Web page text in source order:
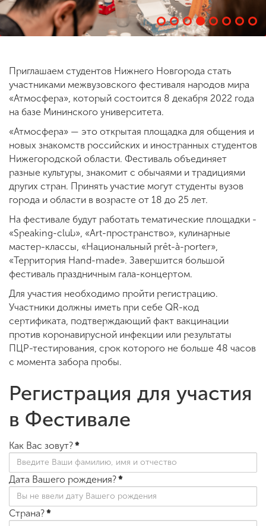
ENG SPN CHI
Приемная
комиссия
+7 (831) 262-26-20
Приглашаем студентов Нижнего Новгорода стать
участниками межвузовского фестиваля народов мира
«Атмосфера», который состоится 8 декабря 2022 года
на базе Мининского университета.
«Атмосфера» — это открытая площадка для общения и
новых знакомств российских и иностранных студентов
Нижегородской области. Фестиваль объединяет
разные культуры, знакомит с обычаями и традициями
других стран. Принять участие могут студенты вузов
города и области в возрасте от 18 до 25 лет.
На фестивале будут работать тематические площадки -
«Speaking-club», «Art-пространство», кулинарные
мастер-классы, «Национальный prêt-à-porter»,
«Территория Hand-made». Завершится большой
фестиваль праздничным гала-концертом.
Для участия необходимо пройти регистрацию.
Участники должны иметь при себе QR-код
сертификата, подтверждающий факт вакцинации
против коронавирусной инфекции или результаты
ПЦР-тестирования, срок которого не больше 48 часов
с момента забора пробы.
Регистрация для участия
в Фестивале
Как Вас зовут?*
Дата Вашего рождения?*
Страна?*